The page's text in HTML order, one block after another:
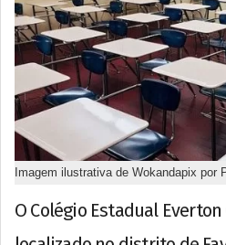
Imagem ilustrativa de Wokandapix por
O Colégio Estadual